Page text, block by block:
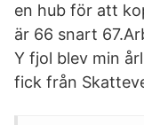
en hub för att
är 66 snart
Y fjol blev min
fick från